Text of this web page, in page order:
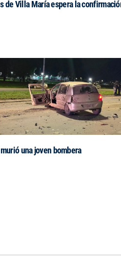
de Villa María espera la
una joven bombera